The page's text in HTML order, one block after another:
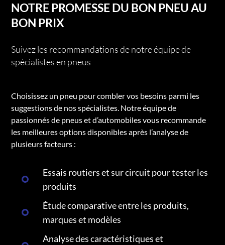
NOTRE PROMESSE DU BON PNEU AU
BON PRIX
Suivez les recommandations de notre équipe de
spécialistes en pneus
Choisissez un pneu pour combler vos besoins parmi les
suggestions de nos spécialistes. Notre équipe de
passionnés de pneus et d’automobiles vous recommande
les meilleures options disponibles après l’analyse de
plusieurs facteurs :
Essais routiers et sur circuit pour tester les
produits
Étude comparative entre les produits,
marques et modèles
Analyse des caractéristiques et